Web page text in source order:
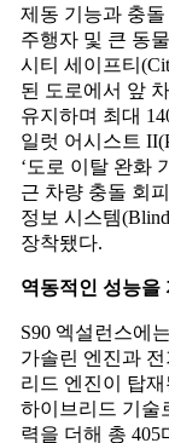
제동 기능과 충
주행자 및 큰 동
시티 세이프티
된 도로에서 앞
유지하며 최대
일럿 어시스트
‘도로 이탈 완화
근 차량 충돌 회
정보 시스템
장착됐다.
역동적인 성능을
S90 엑설런스에
가솔린 엔진과
리드 엔진이 탑
하이브리드 기술
력을 더해 총